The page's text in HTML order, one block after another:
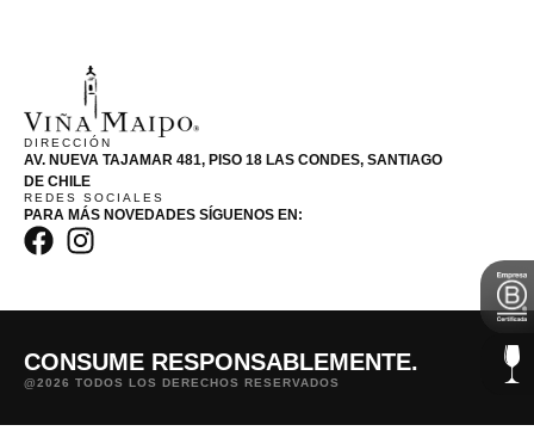
DIRECCIÓN
AV. NUEVA TAJAMAR 481, PISO 18 LAS CONDES, SANTIAGO
DE CHILE
REDES SOCIALES
PARA MÁS NOVEDADES SÍGUENOS EN:
CONSUME RESPONSABLEMENTE.
@2026 TODOS LOS DERECHOS RESERVADOS